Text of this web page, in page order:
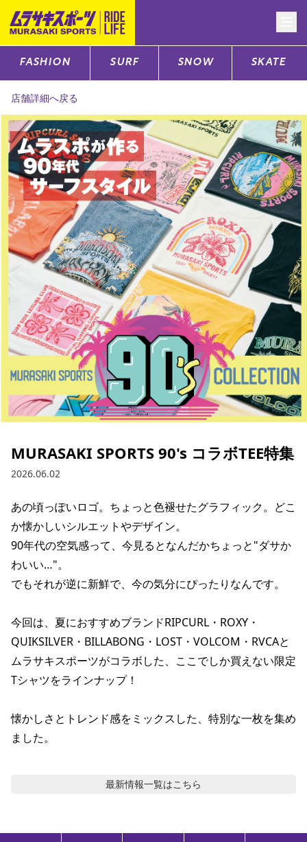
CATEGORY
サーフTOP
スノーTOP
スケートTOP
CONTENTS
ブランド一覧
特集一覧
スタッフスナップ
SUPPORT
ご利用ガイド
会員ランク
店頭受取サービス
ギフトラッピング
アフターサポート
下取り保証について
よくある質問
店舗一覧
ポイント・クーポンもこのアプリで！
FASHION SURF SNOW SKATE
店舗詳細へ戻る
MURASAKI SPORTS 90's コラボTEE特集
2026.06.02
あの頃っぽいロゴ。ちょっと色褪せたグラフィック。どこ
か懐かしいシルエットやデザイン。
90年代の空気感って、今見るとなんだかちょっと"ダサか
わいい…"。
でもそれが逆に新鮮で、今の気分にぴったりなんです。
今回は、夏におすすめブランドRIPCURL・ROXY・
QUIKSILVER・BILLABONG・LOST・VOLCOM・RVCAと
ムラサキスポーツがコラボした、ここでしか買えない限定
Tシャツをラインナップ！
懐かしさとトレンド感をミックスした、特別な一枚を集め
ました。
最新情報一覧はこちら